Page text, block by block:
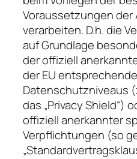
Voraussetzungen der
verarbeiten. D.h. die
auf Grundlage
der offiziell
der EU
Datenschutzniveaus
das „Privacy Shield“)
offiziell anerkannter
Verpflichtungen (so